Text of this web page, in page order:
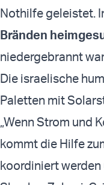
Nothilfe geleistet.
Bränden
niedergebrannt
Die israelische
Paletten mit
„Wenn Strom und
kommt die Hilfe
koordiniert werden